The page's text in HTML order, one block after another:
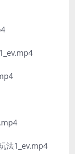
法1_ev.mp4